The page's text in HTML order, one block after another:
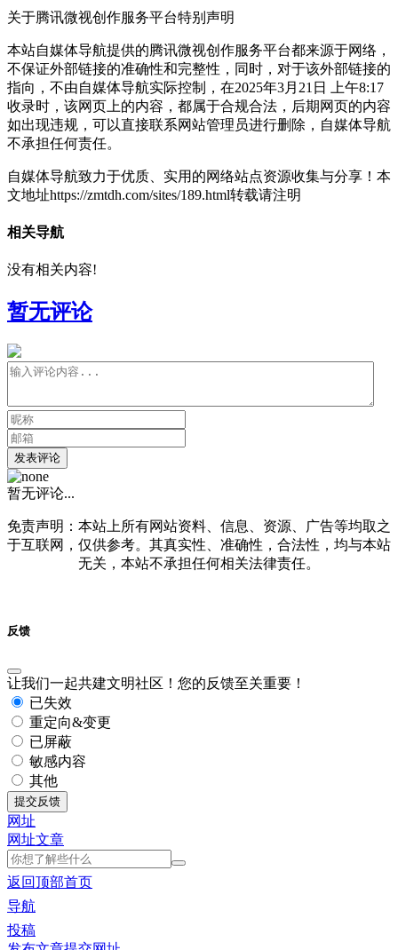
关于腾讯微视创作服务平台特别声明
本站自媒体导航提供的腾讯微视创作服务平台都来源于网络，
不保证外部链接的准确性和完整性，同时，对于该外部链接的
指向，不由自媒体导航实际控制，在2025年3月21日 上午8:17
收录时，该网页上的内容，都属于合规合法，后期网页的内容
如出现违规，可以直接联系网站管理员进行删除，自媒体导航
不承担任何责任。
自媒体导航致力于优质、实用的网络站点资源收集与分享！ 本
文地址https://zmtdh.com/sites/189.html转载请注明
相关导航
没有相关内容!
暂无评论
发表评论
暂无评论...
免责声明：本站上所有网站资料、信息、资源、广告等均取之
于互联网，仅供参考。其真实性、准确性，合法性，均与本站
无关，本站不承担任何相关法律责任。
反馈
让我们一起共建文明社区！您的反馈至关重要！
已失效
重定向&变更
已屏蔽
敏感内容
其他
提交反馈
网址
网址文章
返回顶部首页
导航
投稿